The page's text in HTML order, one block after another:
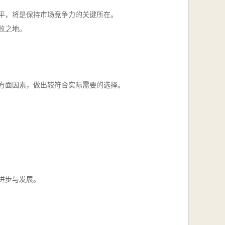
将是保持市场竞争力的关键所在。
地。
因素，做出较符合实际需要的选择。
与发展。